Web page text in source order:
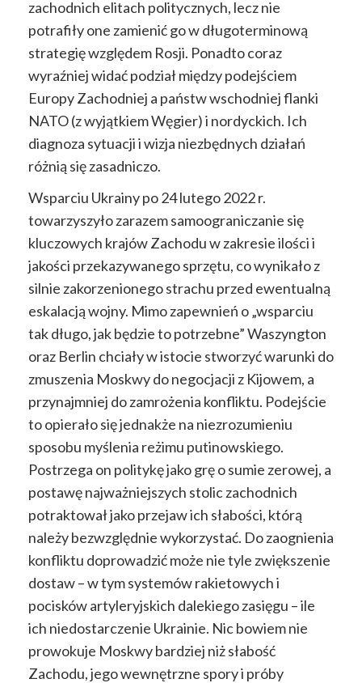
zachodnich elitach politycznych, lecz nie
potrafiły one zamienić go w długoterminową
strategię względem Rosji. Ponadto coraz
wyraźniej widać podział między podejściem
Europy Zachodniej a państw wschodniej flanki
NATO (z wyjątkiem Węgier) i nordyckich. Ich
diagnoza sytuacji i wizja niezbędnych działań
różnią się zasadniczo.
Wsparciu Ukrainy po 24 lutego 2022 r.
towarzyszyło zarazem samoograniczanie się
kluczowych krajów Zachodu w zakresie ilości i
jakości przekazywanego sprzętu, co wynikało z
silnie zakorzenionego strachu przed ewentualną
eskalacją wojny. Mimo zapewnień o „wsparciu
tak długo, jak będzie to potrzebne” Waszyngton
oraz Berlin chciały w istocie stworzyć warunki do
zmuszenia Moskwy do negocjacji z Kijowem, a
przynajmniej do zamrożenia konfliktu. Podejście
to opierało się jednakże na niezrozumieniu
sposobu myślenia reżimu putinowskiego.
Postrzega on politykę jako grę o sumie zerowej, a
postawę najważniejszych stolic zachodnich
potraktował jako przejaw ich słabości, którą
należy bezwzględnie wykorzystać. Do zaognienia
konfliktu doprowadzić może nie tyle zwiększenie
dostaw – w tym systemów rakietowych i
pocisków artyleryjskich dalekiego zasięgu – ile
ich niedostarczenie Ukrainie. Nic bowiem nie
prowokuje Moskwy bardziej niż słabość
Zachodu, jego wewnętrzne spory i próby